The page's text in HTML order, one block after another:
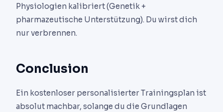
Physiologien kalibriert (Genetik +
pharmazeutische Unterstützung). Du wirst dich
nur verbrennen.
Conclusion
Ein kostenloser personalisierter Trainingsplan ist
absolut machbar, solange du die Grundlagen